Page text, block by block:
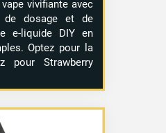
vivifiante avec
de dosage et de
e-liquide DIY en
Optez pour la
pour Strawberry